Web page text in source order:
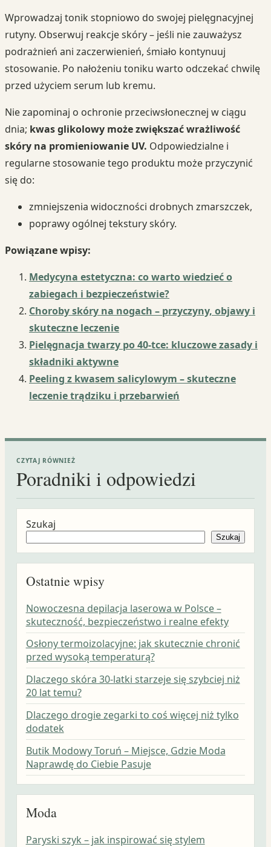
Wprowadzaj tonik stopniowo do swojej pielęgnacyjnej
rutyny. Obserwuj reakcje skóry – jeśli nie zauważysz
podrażnień ani zaczerwienień, śmiało kontynuuj
stosowanie. Po nałożeniu toniku warto odczekać chwilę
przed użyciem serum lub kremu.
Nie zapominaj o ochronie przeciwsłonecznej w ciągu
dnia; kwas glikolowy może zwiększać wrażliwość
skóry na promieniowanie UV. Odpowiedzialne i
regularne stosowanie tego produktu może przyczynić
się do:
zmniejszenia widoczności drobnych zmarszczek,
poprawy ogólnej tekstury skóry.
Powiązane wpisy:
Medycyna estetyczna: co warto wiedzieć o
zabiegach i bezpieczeństwie?
Choroby skóry na nogach – przyczyny, objawy i
skuteczne leczenie
Pielęgnacja twarzy po 40-tce: kluczowe zasady i
składniki aktywne
Peeling z kwasem salicylowym – skuteczne
leczenie trądziku i przebarwień
CZYTAJ RÓWNIEŻ
Poradniki i odpowiedzi
Szukaj
Szukaj
Ostatnie wpisy
Nowoczesna depilacja laserowa w Polsce –
skuteczność, bezpieczeństwo i realne efekty
Osłony termoizolacyjne: jak skutecznie chronić
przed wysoką temperaturą?
Dlaczego skóra 30-latki starzeje się szybciej niż
20 lat temu?
Dlaczego drogie zegarki to coś więcej niż tylko
dodatek
Butik Modowy Toruń – Miejsce, Gdzie Moda
Naprawdę do Ciebie Pasuje
Moda
Paryski szyk – jak inspirować się stylem